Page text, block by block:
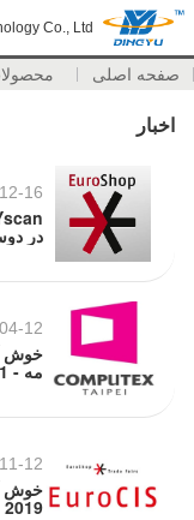
Co., Ltd
صفحه اصلی
اخبار
16
در
12
مه - 1 ژوئن
12
2019